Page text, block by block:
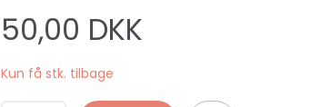
50,00 DKK
Kun få stk. tilbage